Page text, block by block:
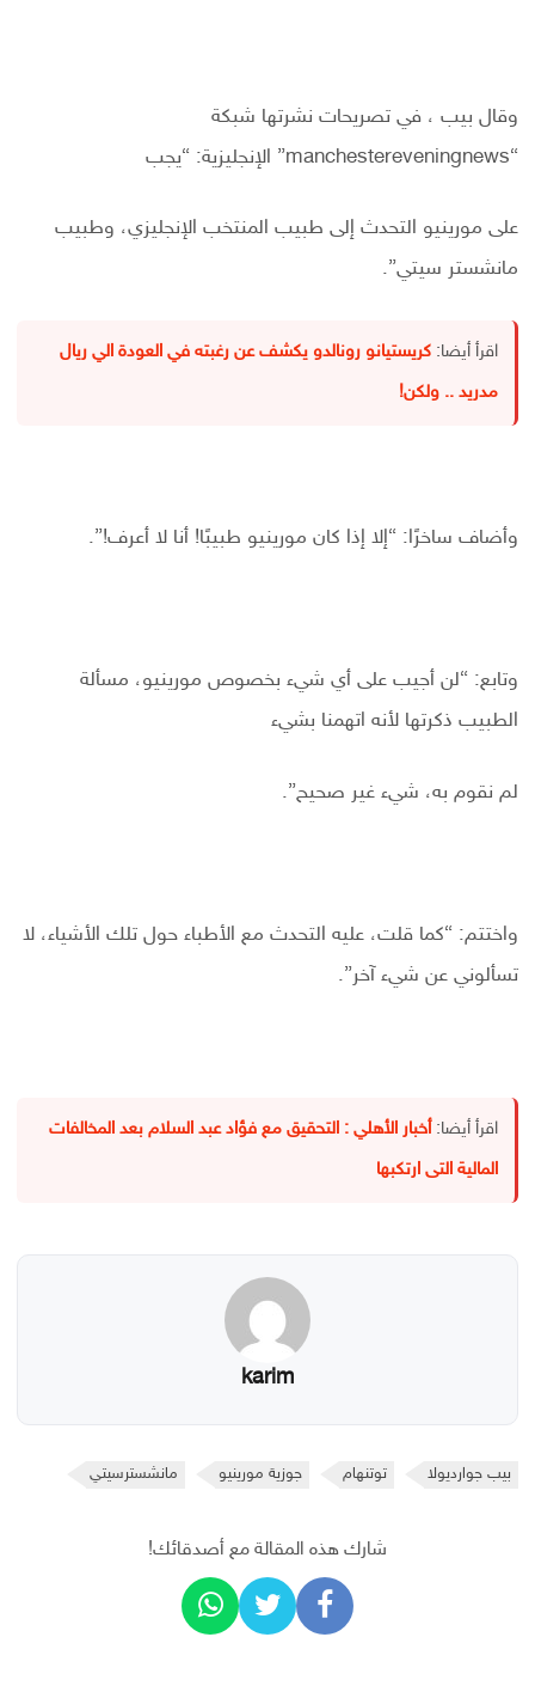
وقال بيب ، في تصريحات نشرتها شبكة
“manchestereveningnews” الإنجليزية: “يجب
على مورينيو التحدث إلى طبيب المنتخب الإنجليزي، وطبيب
مانشستر سيتي”.
اقرأ أيضا: كريستيانو رونالدو يكشف عن رغبته في العودة الي ريال
مدريد .. ولكن!
وأضاف ساخرًا: “إلا إذا كان مورينيو طبيبًا! أنا لا أعرف!”.
وتابع: “لن أجيب على أي شيء بخصوص مورينيو، مسألة
الطبيب ذكرتها لأنه اتهمنا بشيء
لم نقوم به، شيء غير صحيح”.
واختتم: “كما قلت، عليه التحدث مع الأطباء حول تلك الأشياء، لا
تسألوني عن شيء آخر”.
اقرأ أيضا: أخبار الأهلي : التحقيق مع فؤاد عبد السلام بعد المخالفات
المالية التى ارتكبها
karim
بيب جوارديولا توتنهام جوزية مورينيو مانشسترسيتي
شارك هذه المقالة مع أصدقائك!